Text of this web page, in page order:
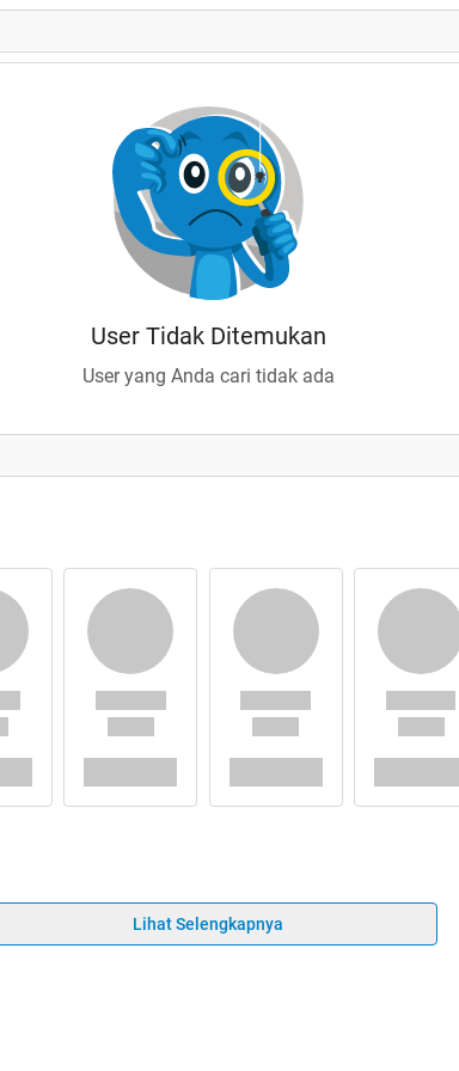
User Tidak Ditemukan
User yang Anda cari tidak ada
Lihat Selengkapnya